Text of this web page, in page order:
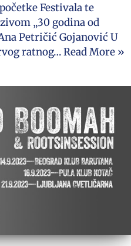
Festivala te
„30 godina od
Petričić Gojanović U
ratnog…Read More »